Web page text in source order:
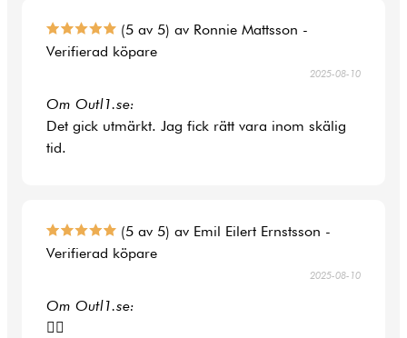
(5 av 5) av Ronnie Mattsson -
Verifierad köpare
2025-08-10
Om Outl1.se:
Det gick utmärkt. Jag fick rätt vara inom skälig
tid.
(5 av 5) av Emil Eilert Ernstsson -
Verifierad köpare
2025-08-10
Om Outl1.se:
👍🏻